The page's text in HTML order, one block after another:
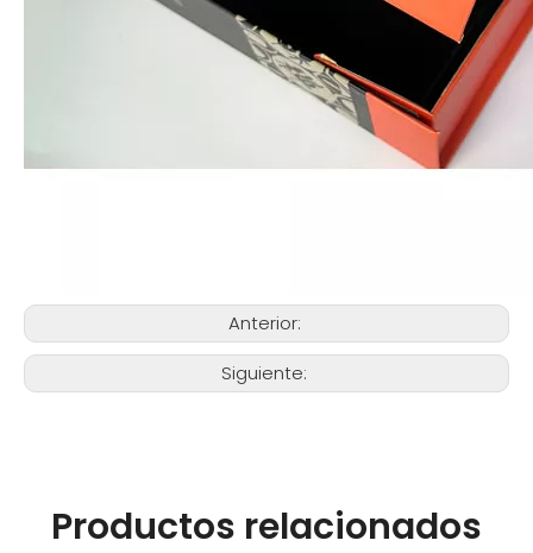
Anterior:
Siguiente:
Productos relacionados